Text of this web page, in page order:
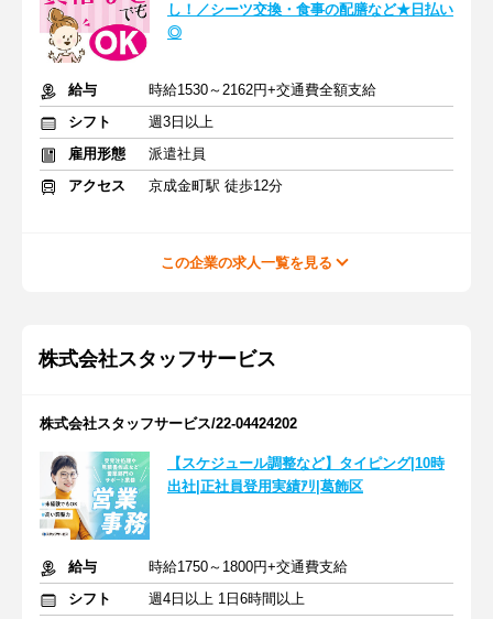
し！／シーツ交換・食事の配膳など★日払い
◎
給与
時給1530～2162円+交通費全額支給
シフト
週3日以上
雇用形態
派遣社員
アクセス
京成金町駅 徒歩12分
この企業の求人一覧を見る
株式会社スタッフサービス
株式会社スタッフサービス/22-04424202
【スケジュール調整など】タイピング|10時
出社|正社員登用実績ｱﾘ|葛飾区
給与
時給1750～1800円+交通費支給
シフト
週4日以上 1日6時間以上